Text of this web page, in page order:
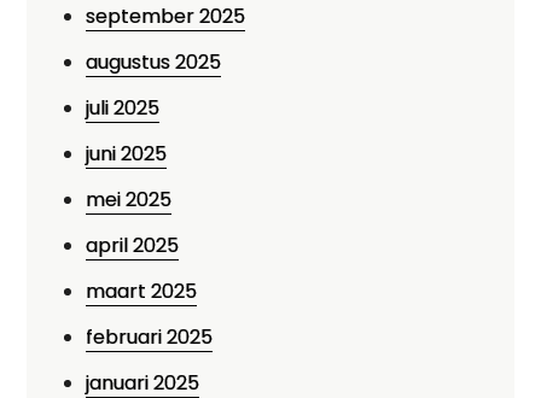
september 2025
augustus 2025
juli 2025
juni 2025
mei 2025
april 2025
maart 2025
februari 2025
januari 2025